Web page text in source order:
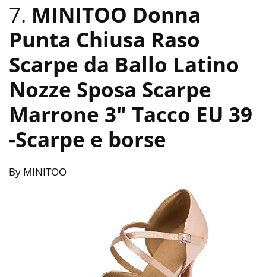
7. MINITOO Donna
Punta Chiusa Raso
Scarpe da Ballo Latino
Nozze Sposa Scarpe
Marrone 3″ Tacco EU 39
-Scarpe e borse
By MINITOO